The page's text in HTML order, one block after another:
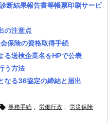
断結果報告書等帳票印刷サービ
の注意点
保険の資格取得手続
る送検企業名をHPで公表
う方法
なる36協定の締結と届出
事務手続 , 労働行政 , 労災保険